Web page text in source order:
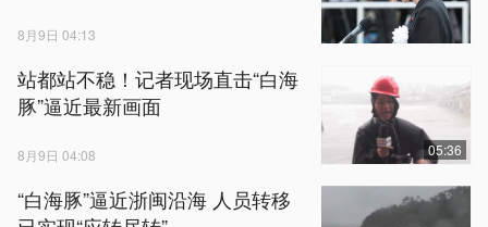
8月9日 04:13
站都站不稳！记者现场直击“白海
豚”逼近最新画面
8月9日 04:08 05:36
“白海豚”逼近浙闽沿海 人员转移